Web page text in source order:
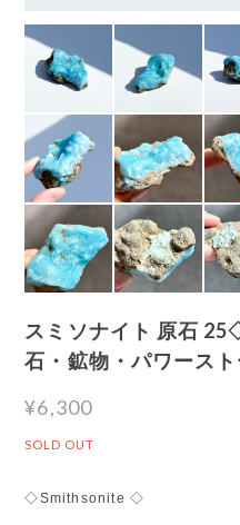
スミソナイト 原石
石・鉱物・パワース
¥6,300
SOLD OUT
◇Smithsonite ◇